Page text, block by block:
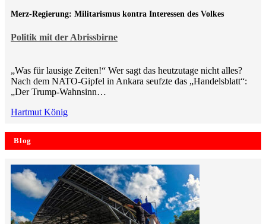
Politik mit der Abrissbirne
Merz-Regierung: Militarismus kontra Inte­ressen des Volkes
„Was für lausige Zeiten!“ Wer sagt das heutzutage nicht alles?
Nach dem NATO-Gipfel in Ankara seufzte das „Handelsblatt“:
„Der Trump-Wahnsinn…
Hartmut König
Blog